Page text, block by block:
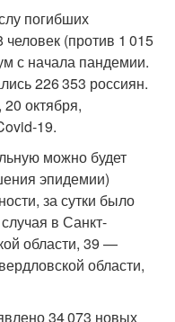
погибших
(против 1 015
с начала пандемии.
226 353 россиян.
октября,
19.
можно будет
эпидемии)
за сутки было
в Санкт-
области, 39 —
области,
34 073 новых